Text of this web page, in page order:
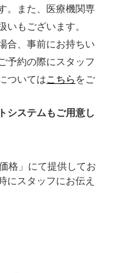
。また、医療機関専
もございます。
合、事前にお持ちい
予約の際にスタッフ
ついてはこちらをご
システムもご用意し
格」にて提供してお
にスタッフにお伝え